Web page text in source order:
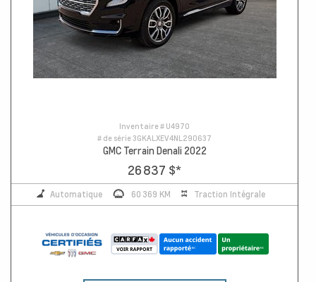
Inventaire # U4970
# de série3GKALXEV4NL290637
GMC Terrain Denali 2022
26 837 $*
Automatique 60 369 KM Traction Intégrale